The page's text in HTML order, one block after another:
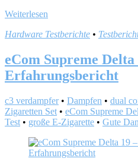
Weiterlesen
Hardware Testberichte •
eCom Supreme Delta
Erfahrungsbericht
c3 verdampfer• Dampfen • dual
Zigaretten Set • eCom Supreme
Test • große E-Zigarette • Gute